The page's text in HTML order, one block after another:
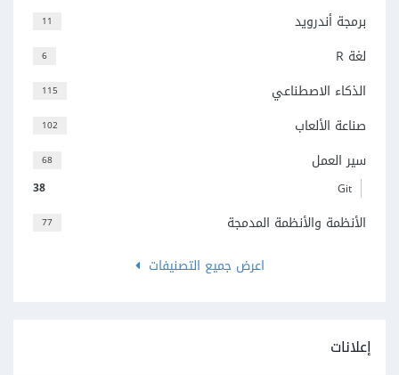
11 برمجة أندرويد
6 لغة R
115 الذكاء الاصطناعي
102 صناعة الألعاب
68 سير العمل
38 Git
77
الأنظمة والأنظمة المدمجة
اعرض جميع التصنيفات
إعلانات